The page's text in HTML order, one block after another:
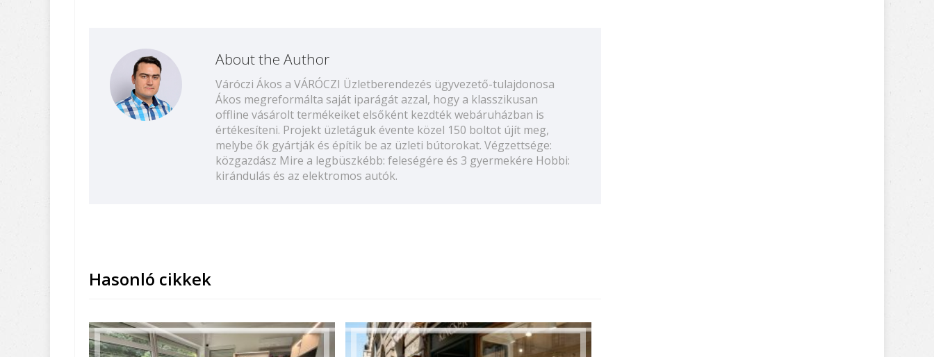
About the Author
Váróczi Ákos a VÁRÓCZI Üzletberendezés ügyvezető-tulajdonosa
Ákos megreformálta saját iparágát azzal, hogy a klasszikusan
offline vásárolt termékeiket elsőként kezdték webáruházban is
értékesíteni. Projekt üzletáguk évente közel 150 boltot újít meg,
melybe ők gyártják és építik be az üzleti bútorokat. Végzettsége:
közgazdász Mire a legbüszkébb: feleségére és 3 gyermekére Hobbi:
kirándulás és az elektromos autók.
Hasonló cikkek